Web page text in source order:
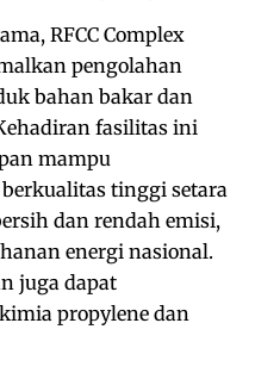
RFCC Complex
pengolahan
bahan bakar dan
fasilitas ini
mampu
tinggi setara
dan rendah emisi,
energi nasional.
juga dapat
propylene dan